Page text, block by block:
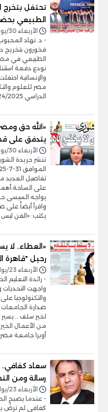
الطبيعي
الأربعاء 30/يوليو/2025 - 10:34 م
- د. نهاد
فخورون بتخريج
الطبيعي في مصر
نودع دفعة
والإنسانية
الدراسي 2024/2025، في حفل
«الله حق
يتدفق على
الأربعاء 30/يوليو/2025 - 04:09 م
تنشر جريدة
تفاصيل العديد
على
يواجه السيسى
واقرأ أيضاً
يكتب: «الفن ليس
رحيل "قاهرة
الأربعاء 23/يوليو/2025 - 07:45 م
- رائدة التعليم
واجهت
والتكنولوجيا
صدارة
لخير سلف .. يسير
من الأعمال
أوبرا جامعة مصر
سعاد
رسالة ومن
الأربعاء 23/يوليو/2025 - 07:32 م
- عندما يصبح
كفافي لم ترضَ